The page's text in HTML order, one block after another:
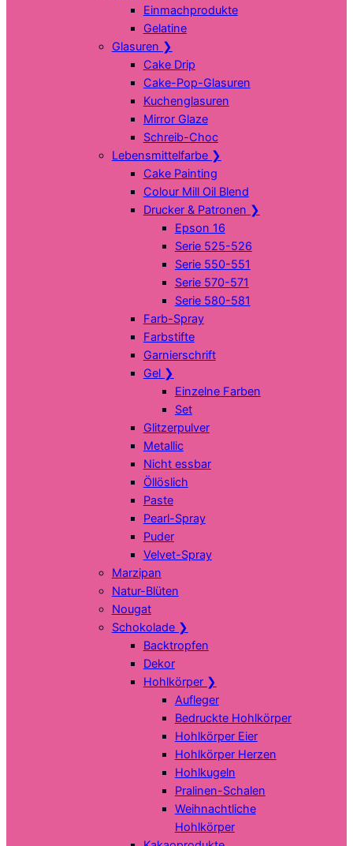
Einmachprodukte
Gelatine
Glasuren ❯
Cake Drip
Cake-Pop-Glasuren
Kuchenglasuren
Mirror Glaze
Schreib-Choc
Lebensmittelfarbe ❯
Cake Painting
Colour Mill Oil Blend
Drucker & Patronen ❯
Epson 16
Serie 525-526
Serie 550-551
Serie 570-571
Serie 580-581
Farb-Spray
Farbstifte
Garnierschrift
Gel ❯
Einzelne Farben
Set
Glitzerpulver
Metallic
Nicht essbar
Öllöslich
Paste
Pearl-Spray
Puder
Velvet-Spray
Marzipan
Natur-Blüten
Nougat
Schokolade ❯
Backtropfen
Dekor
Hohlkörper ❯
Aufleger
Bedruckte Hohlkörper
Hohlkörper Eier
Hohlkörper Herzen
Hohlkugeln
Pralinen-Schalen
Weihnachtliche
Hohlkörper